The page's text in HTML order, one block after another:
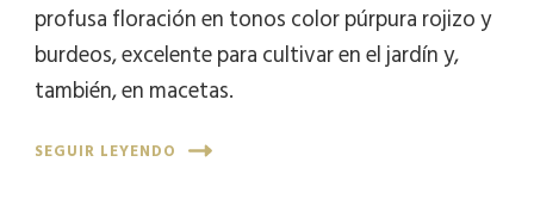
profusa floración en tonos color púrpura rojizo y
burdeos, excelente para cultivar en el jardín y,
también, en macetas.
SEGUIR LEYENDO